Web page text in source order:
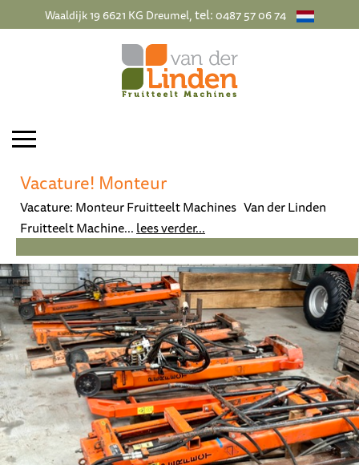
Waaldijk 19 6621 KG Dreumel, tel:0487 57 06 74
Vacature! Monteur
Vacature: Monteur Fruitteelt Machines Van der Linden
Fruitteelt Machine...lees verder...